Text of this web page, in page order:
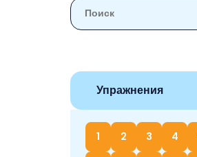
Упражнения
1 2 3 4